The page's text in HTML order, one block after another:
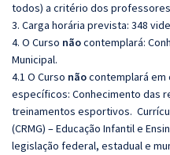
todos) a critério dos
3. Carga horária prevista: 348
4. O Curso nãocontemplará:
Municipal.
4.1 O Curso nãocontemplará em
específicos: Conhecimento das
treinamentos esportivos.
(CRMG) – Educação Infantil e
legislação federal, estadual e